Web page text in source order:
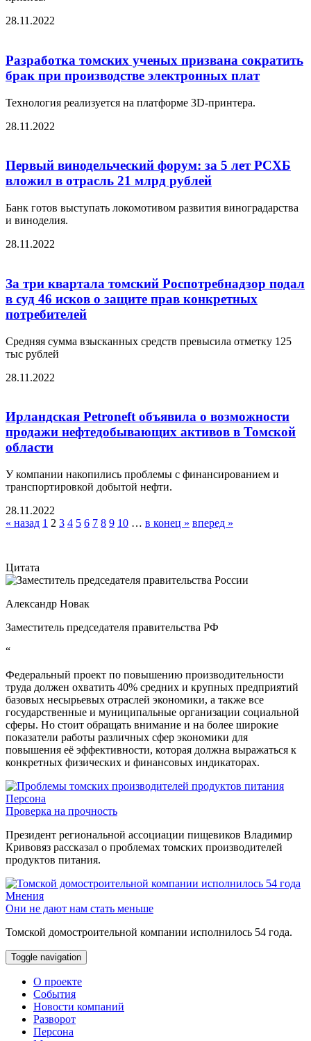
28.11.2022
Разработка томских ученых призвана сократить
брак при производстве электронных плат
Технология реализуется на платформе 3D-принтера.
28.11.2022
Первый винодельческий форум: за 5 лет РСХБ
вложил в отрасль 21 млрд рублей
Банк готов выступать локомотивом развития виноградарства
и виноделия.
28.11.2022
За три квартала томский Роспотребнадзор подал
в суд 46 исков о защите прав конкретных
потребителей
Средняя сумма взысканных средств превысила отметку 125
тыс рублей
28.11.2022
Ирландская Petroneft объявила о возможности
продажи нефтедобывающих активов в Томской
области
У компании накопились проблемы с финансированием и
транспортировкой добытой нефти.
28.11.2022
« назад 1 2 3 4 5 6 7 8 9 10 … в конец » вперед »
Цитата
Александр Новак
Заместитель председателя правительства РФ
“
Федеральный проект по повышению производительности
труда должен охватить 40% средних и крупных предприятий
базовых несырьевых отраслей экономики, а также все
государственные и муниципальные организации социальной
сферы. Но стоит обращать внимание и на более широкие
показатели работы различных сфер экономики для
повышения её эффективности, которая должна выражаться к
конкретных физических и финансовых индикаторах.
Персона
Проверка на прочность
Президент региональной ассоциации пищевиков Владимир
Кривовяз рассказал о проблемах томских производителей
продуктов питания.
Мнения
Они не дают нам стать меньше
Томской домостроительной компании исполнилось 54 года.
Toggle navigation
О проекте
События
Новости компаний
Разворот
Персона